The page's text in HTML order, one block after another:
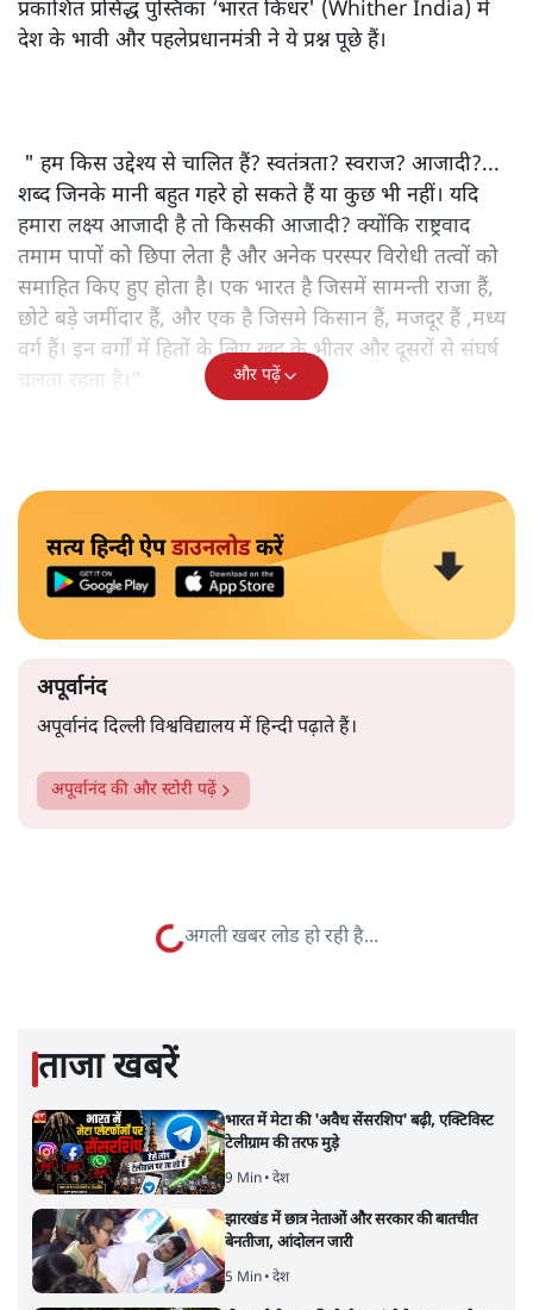
प्रकाशित प्रसिद्ध पुस्तिका ‘भारत किधर' (Whither India) में
देश के भावी और पहलेप्रधानमंत्री ने ये प्रश्न पूछे हैं।
" हम किस उद्देश्य से चालित हैं? स्वतंत्रता? स्वराज? आजादी?...
शब्द जिनके मानी बहुत गहरे हो सकते हैं या कुछ भी नहीं। यदि
हमारा लक्ष्य आजादी है तो किसकी आजादी? क्योंकि राष्ट्रवाद
तमाम पापों को छिपा लेता है और अनेक परस्पर विरोधी तत्वों को
समाहित किए हुए होता है। एक भारत है जिसमें सामन्ती राजा हैं,
छोटे बड़े जमींदार हैं, और एक है जिसमे किसान हैं, मजदूर हैं ,मध्य
वर्ग हैं। इन वर्गों में हितों के लिए खुद के भीतर और दूसरों से संघर्ष
चलता रहता है।"
और पढ़ें
सत्य हिन्दी ऐपडाउनलोडकरें
अपूर्वानंद
अपूर्वानंद दिल्ली विश्वविद्यालय में हिन्दी पढ़ाते हैं।
अपूर्वानंदकी और स्टोरी पढ़ें
को फायदा होगा?
उत्तर प्रदेश| प्रीति सिंह| 26 JAN, 2022
प्रीति सिंह